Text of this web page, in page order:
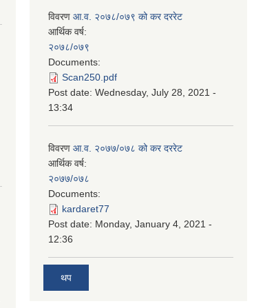
विवरण आ.व. २०७८/०७९ को कर दररेट
आर्थिक वर्ष:
२०७८/०७९
Documents:
Scan250.pdf
Post date: Wednesday, July 28, 2021 -
13:34
विवरण आ.व. २०७७/०७८ को कर दररेट
आर्थिक वर्ष:
२०७७/०७८
Documents:
kardaret77
Post date: Monday, January 4, 2021 -
12:36
थप